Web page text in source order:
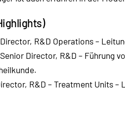
Director, R&D Operations –
Senior Director, R&D – Führung
R&D – Treatment Units